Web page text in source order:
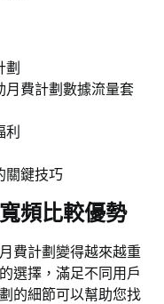
劃
費計劃數據流量套
利
關鍵技巧
頻比較優勢
費計劃變得越來越重
選擇，滿足不同用戶
的細節可以幫助您找